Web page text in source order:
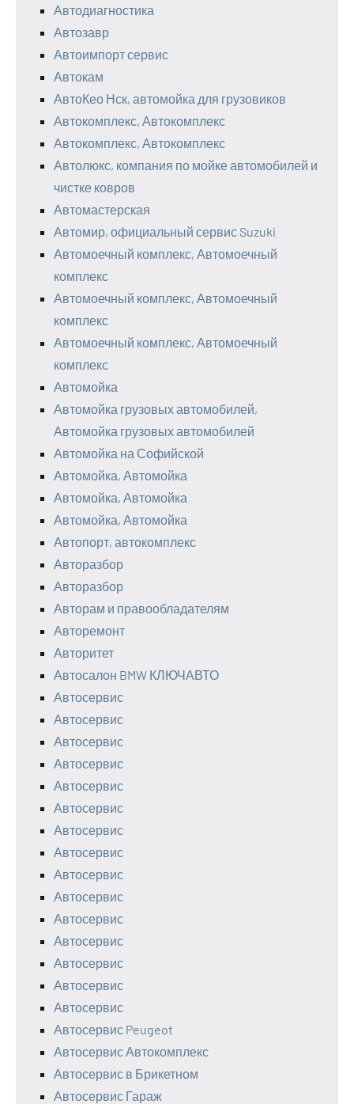
Автодиагностика
Автозавр
Автоимпорт сервис
Автокам
АвтоКео Нск, автомойка для грузовиков
Автокомплекс, Автокомплекс
Автокомплекс, Автокомплекс
Автолюкс, компания по мойке автомобилей и
чистке ковров
Автомастерская
Автомир, официальный сервис Suzuki
Автомоечный комплекс, Автомоечный
комплекс
Автомоечный комплекс, Автомоечный
комплекс
Автомоечный комплекс, Автомоечный
комплекс
Автомойка
Автомойка грузовых автомобилей,
Автомойка грузовых автомобилей
Автомойка на Софийской
Автомойка, Автомойка
Автомойка, Автомойка
Автомойка, Автомойка
Автопорт, автокомплекс
Авторазбор
Авторазбор
Авторам и правообладателям
Авторемонт
Авторитет
Автосалон BMW КЛЮЧАВТО
Автосервис
Автосервис
Автосервис
Автосервис
Автосервис
Автосервис
Автосервис
Автосервис
Автосервис
Автосервис
Автосервис
Автосервис
Автосервис
Автосервис
Автосервис
Автосервис Peugeot
Автосервис Автокомплекс
Автосервис в Брикетном
Автосервис Гараж